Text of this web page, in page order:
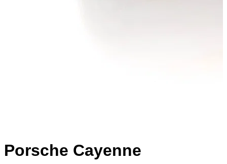
Porsche Cayenne